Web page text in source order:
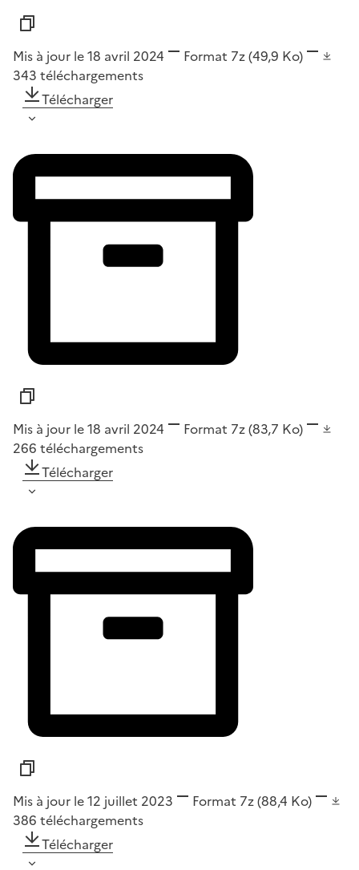
Mis à jour le 18 avril 2024 Format 7z(49,9 Ko)
343 téléchargements
Télécharger
Mis à jour le 18 avril 2024 Format 7z(83,7 Ko)
266 téléchargements
Télécharger
Mis à jour le 12 juillet 2023 Format 7z(88,4 Ko)
386 téléchargements
Télécharger